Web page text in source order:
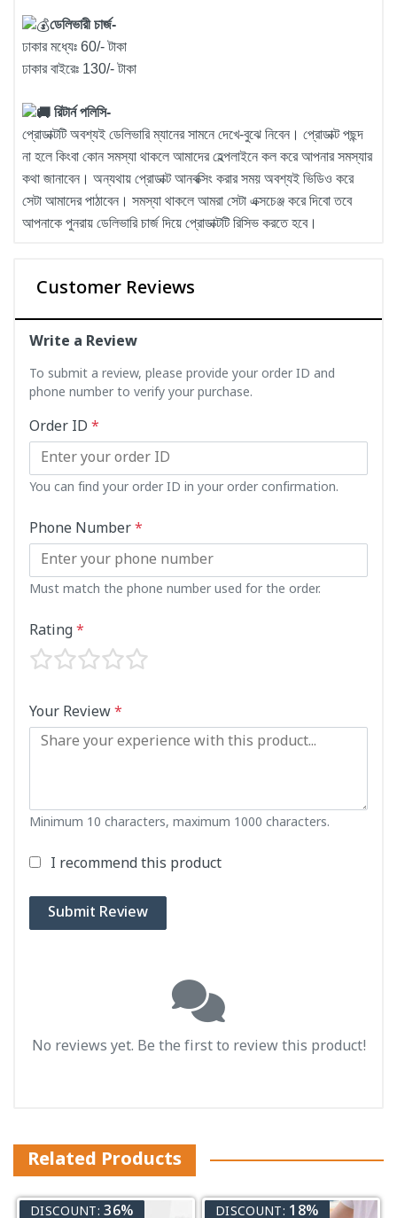
ডেলিভারী চার্জ-
ঢাকার মধ্যেঃ 60/- টাকা
ঢাকার বাইরেঃ 130/- টাকা
রিটার্ন পলিসি-
প্রোডাক্টটি অবশ্যই ডেলিভারি ম্যানের সামনে দেখে-বুঝে নিবেন। প্রোডাক্ট পছন্দ
না হলে কিংবা কোন সমস্যা থাকলে আমাদের হেল্পলাইনে কল করে আপনার সমস্যার
কথা জানাবেন। অন্যথায় প্রোডাক্ট আনবক্সিং করার সময় অবশ্যই ভিডিও করে
সেটা আমাদের পাঠাবেন। সমস্যা থাকলে আমরা সেটা এক্সচেঞ্জ করে দিবো তবে
আপনাকে পুনরায় ডেলিভারি চার্জ দিয়ে প্রোডাক্টটি রিসিভ করতে হবে।
Customer Reviews
Write a Review
To submit a review, please provide your order ID and
phone number to verify your purchase.
Order ID *
You can find your order ID in your order confirmation.
Phone Number*
Must match the phone number used for the order.
Rating*
Your Review*
Minimum 10 characters, maximum 1000 characters.
I recommend this product
Submit Review
No reviews yet. Be the first to review this product!
Related Products
DISCOUNT: 36% DISCOUNT: 18%